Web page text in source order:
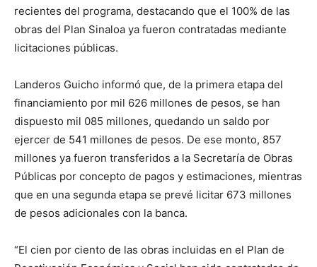
recientes del programa, destacando que el 100% de las
obras del Plan Sinaloa ya fueron contratadas mediante
licitaciones públicas.
Landeros Guicho informó que, de la primera etapa del
financiamiento por mil 626 millones de pesos, se han
dispuesto mil 085 millones, quedando un saldo por
ejercer de 541 millones de pesos. De ese monto, 857
millones ya fueron transferidos a la Secretaría de Obras
Públicas por concepto de pagos y estimaciones, mientras
que en una segunda etapa se prevé licitar 673 millones
de pesos adicionales con la banca.
“El cien por ciento de las obras incluidas en el Plan de